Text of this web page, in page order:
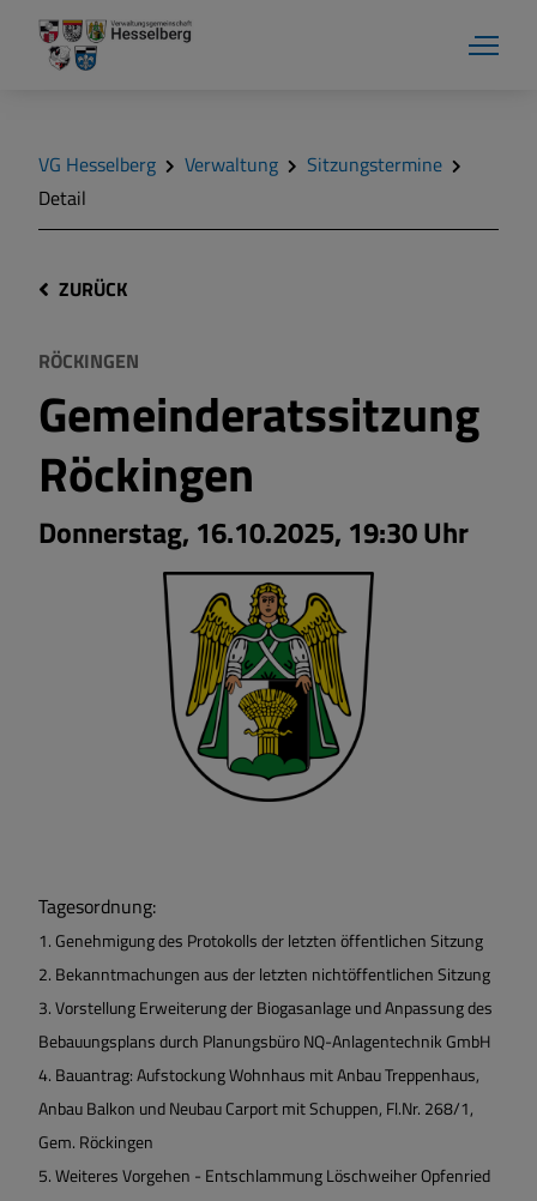
VG Hesselberg Verwaltung
Sitzungstermine
Detail
ZURÜCK
RÖCKINGEN
Gemeinderatssitzung
Röckingen
Donnerstag, 16.10.2025, 19:30 Uhr
Tagesordnung:
1.Genehmigung des Protokolls der letzten öffentlichen Sitzung
2. Bekanntmachungen aus der letzten nichtöffentlichen Sitzung
3.Vorstellung Erweiterung der Biogasanlage und Anpassung des
Bebauungsplans durch Planungsbüro NQ-Anlagentechnik GmbH
4. Bauantrag: Aufstockung Wohnhaus mit Anbau Treppenhaus,
Anbau Balkon und Neubau Carport mit Schuppen, Fl.Nr. 268/1,
Gem. Röckingen
5.Weiteres Vorgehen - Entschlammung Löschweiher Opfenried